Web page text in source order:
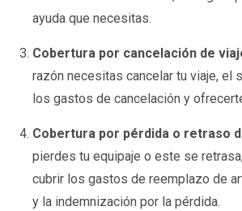
ayuda que necesitas.
Cobertura por cancelación de
razón necesitas cancelar tu viaje, el
los gastos de cancelación y
Cobertura por pérdida o retraso
pierdes tu equipaje o este se
cubrir los gastos de reemplazo de
y la indemnización por la pérdida.